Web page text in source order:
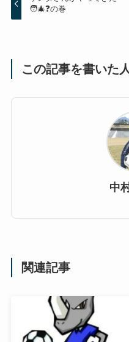
🧑‍🎄❓の巻
この記事を書いた人
中
関連記事